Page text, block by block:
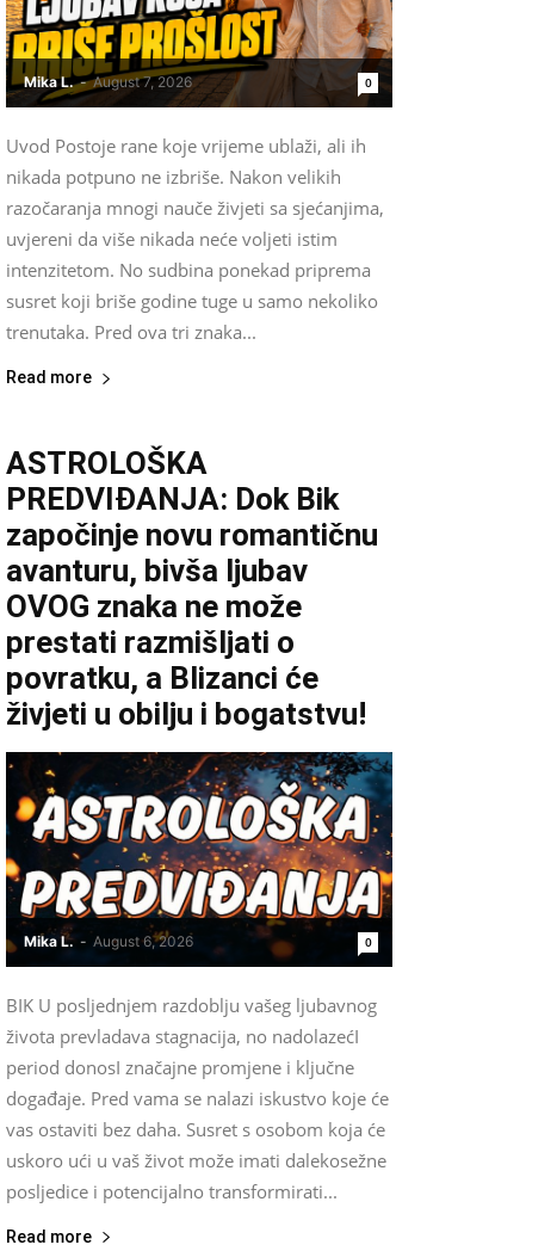
Mika L. - August 7, 2026 0
Uvod Postoje rane koje vrijeme ublaži, ali ih
nikada potpuno ne izbriše. Nakon velikih
razočaranja mnogi nauče živjeti sa sjećanjima,
uvjereni da više nikada neće voljeti istim
intenzitetom. No sudbina ponekad priprema
susret koji briše godine tuge u samo nekoliko
trenutaka. Pred ova tri znaka...
Read more
ASTROLOŠKA
PREDVIĐANJA: Dok Bik
započinje novu romantičnu
avanturu, bivša ljubav
OVOG znaka ne može
prestati razmišljati o
povratku, a Blizanci će
živjeti u obilju i bogatstvu!
Mika L. - August 6, 2026 0
BIK U posljednjem razdoblju vašeg ljubavnog
života prevladava stagnacija, no nadolazećI
period donosI značajne promjene i ključne
događaje. Pred vama se nalazi iskustvo koje će
vas ostaviti bez daha. Susret s osobom koja će
uskoro ući u vaš život može imati dalekosežne
posljedice i potencijalno transformirati...
Read more